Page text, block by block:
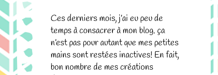
Ces derniers mois, j’ai eu peu de
temps à consacrer à mon blog. ça
n’est pas pour autant que mes petites
mains sont restées inactives! En fait,
bon nombre de mes créations